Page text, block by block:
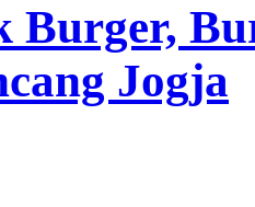
Burger,
Jogja